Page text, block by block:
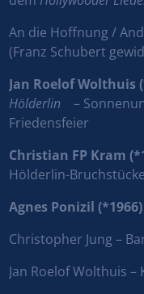
An die Hoffnung /
(Franz Schubert
Jan Roelof Wolthuis
Hölderlin –
Friedensfeier
Christian FP Kram
Hölderlin-Bruchstücke
Agnes Ponizil (*1966)
Christopher Jung –
Jan Roelof Wolthuis –